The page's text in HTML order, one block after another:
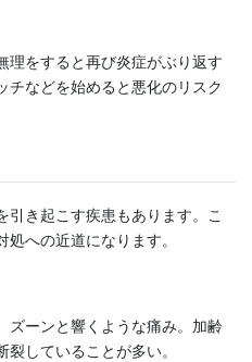
理をすると再び炎症がぶり返す
チなどを始めると悪化のリスク
引き起こす疾患もあります。こ
への近道になります。
ズーンと響くような痛み。加齢
していることが多い。